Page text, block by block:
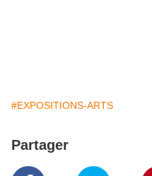
#EXPOSITIONS-ARTS
Partager